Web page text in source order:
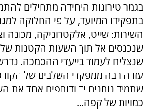
בגמר טירונות היחידה מתחילים
בתפקידו המיועד, על פי החלוקה
השירות: שייט, אלקטרוניקה, מכונה
שנכנסים אל תוך השעות הקטנות
שנצליח לעמוד בייעדי ההסמכה.
עזרה רבה ממפקדי השלבים של
שתמיד נותנים יד ודוחפים אחד את
כמויות של קפה...